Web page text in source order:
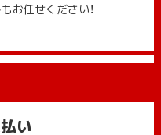
お任せください！
い